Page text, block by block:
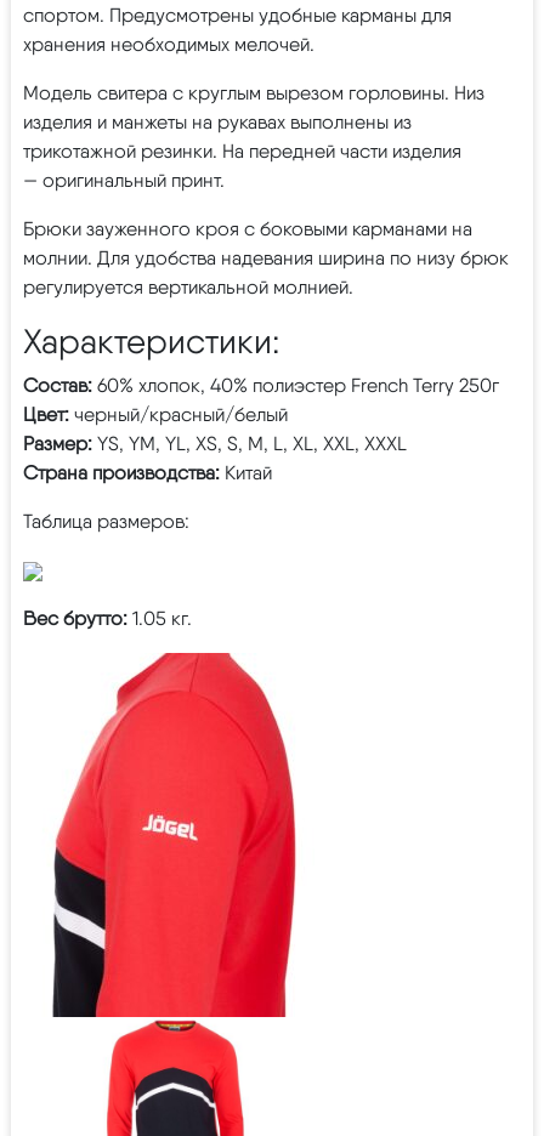
спортом. Предусмотрены удобные карманы для
хранения необходимых мелочей.
Модель свитера с круглым вырезом горловины. Низ
изделия и манжеты на рукавах выполнены из
трикотажной резинки. На передней части изделия
— оригинальный принт.
Брюки зауженного кроя с боковыми карманами на
молнии. Для удобства надевания ширина по низу брюк
регулируется вертикальной молнией.
Характеристики:
Состав: 60% хлопок, 40% полиэстер French Terry 250г
Цвет: черный/красный/белый
Размер: YS, YM, YL, XS, S, M, L, XL, XXL, XXXL
Страна производства: Китай
Таблица размеров:
Вес брутто: 1.05 кг.